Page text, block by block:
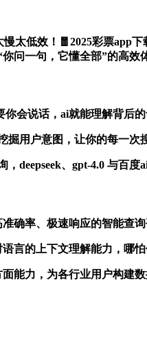
太低效！🧧2025彩票app
问一句，它懂全部”的高效
会说话，ai就能理解背后
掘用户意图，让你的每一
deepseek、gpt-4.0 与百
确率、极速响应的智能查
言的上下文理解能力，哪
能力，为各行业用户构建